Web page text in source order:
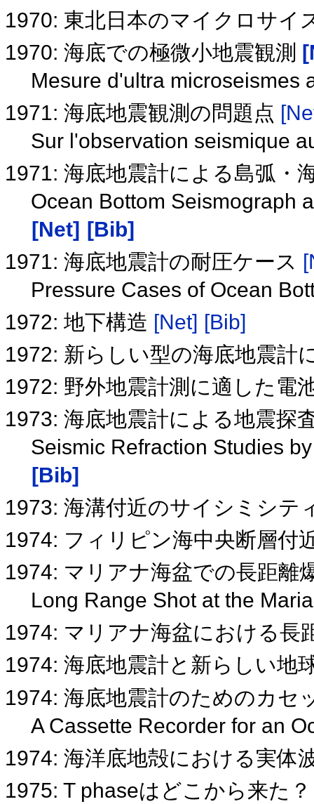
1970: 東北日本のマイクロサ
1970: 海底での極微小地震観測
Mesure d'ultra microseismes
1971: 海底地震観測の問題点
Sur l'observation seismique
1971: 海底地震計による島弧・
Ocean Bottom Seismograph
[Net] [Bib]
1971: 海底地震計の耐圧ケース
Pressure Cases of Ocean
1972: 地下構造 [Net] [Bib]
1972: 新らしい型の海底地震計
1972: 野外地震計測に適した電
1973: 海底地震計による地震探
Seismic Refraction Studies
[Bib]
1973: 海溝付近のサイシミシテ
1974: フィリピン海中央断層付
1974: マリアナ海盆での長距離
Long Range Shot at the
1974: マリアナ海盆における長
1974: 海底地震計と新らしい地
1974: 海底地震計のためのカセ
A Cassette Recorder for an
1974: 海洋底地殻における実体
1975: T phaseはどこから来た